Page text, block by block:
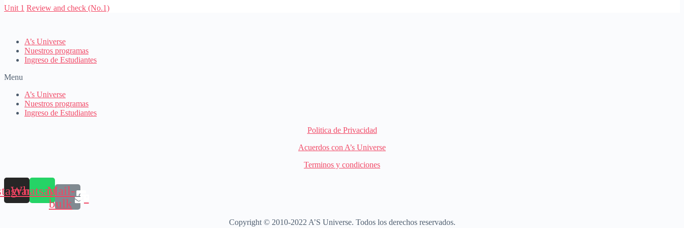
Unit 1 Review and check (No.1)
A’s Universe
Nuestros programas
Ingreso de Estudiantes
Menu
A’s Universe
Nuestros programas
Ingreso de Estudiantes
Politica de Privacidad
Acuerdos con A’s Universe
Terminos y condiciones
Whatsapp
Mail-
bulk
Copyright © 2010-2022 A’S Universe. Todos los derechos reservados.